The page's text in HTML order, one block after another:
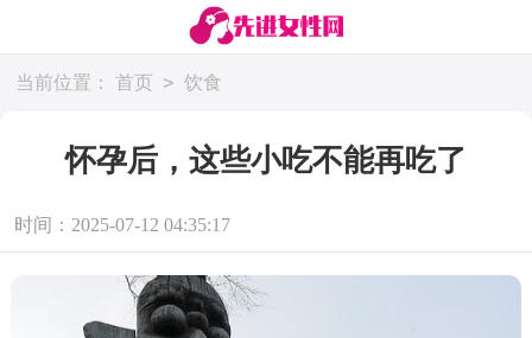
当前位置： 首页 > 饮食
怀孕后，这些小吃不能再吃了
时间：2025-07-12 04:35:17